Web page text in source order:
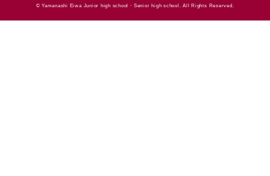
© Yamanashi Eiwa Junior high school・Senior high school. All Rights Reserved.